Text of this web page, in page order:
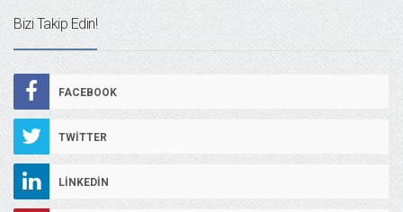
Bizi Takip Edin!
FACEBOOK
TWITTER
LINKEDIN